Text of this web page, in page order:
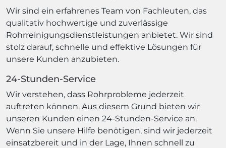
Wir sind ein erfahrenes Team von Fachleuten, das
qualitativ hochwertige und zuverlässige
Rohrreinigungsdienstleistungen anbietet. Wir sind
stolz darauf, schnelle und effektive Lösungen für
unsere Kunden anzubieten.
24-Stunden-Service
Wir verstehen, dass Rohrprobleme jederzeit
auftreten können. Aus diesem Grund bieten wir
unseren Kunden einen 24-Stunden-Service an.
Wenn Sie unsere Hilfe benötigen, sind wir jederzeit
einsatzbereit und in der Lage, Ihnen schnell zu